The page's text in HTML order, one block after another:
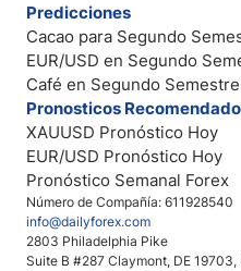
Número de Compañía: 611928540
info@dailyforex.com
2803 Philadelphia Pike
Suite B #287 Claymont, DE 19703,
Predicciones
Cacao para Segundo
EUR/USD en Segundo
Café en Segundo
Pronosticos
XAUUSD Pronóstico Hoy
EUR/USD Pronóstico Hoy
Pronóstico Semanal Forex